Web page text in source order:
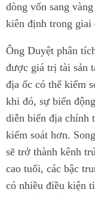
dòng vốn sang
kiên định trong giai
Ông Duyệt phân
được giá trị tài sản
địa ốc có thể kiểm
khi đó, sự biến
diễn biến địa chính
kiểm soát hơn.
sẽ trở thành kênh
cao tuổi, các bậc
có nhiều điều kiện